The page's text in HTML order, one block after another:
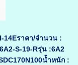
14Eราคา/จำนวน :
S-19-Rรุ่น :6A2
น้ำหนัก :